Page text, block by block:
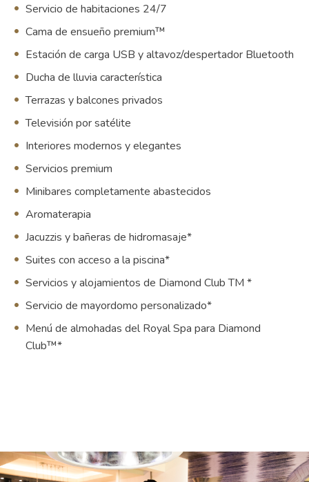
Servicio de habitaciones 24/7
Cama de ensueño premium™
Estación de carga USB y altavoz/despertador Bluetooth
Ducha de lluvia característica
Terrazas y balcones privados
Televisión por satélite
Interiores modernos y elegantes
Servicios premium
Minibares completamente abastecidos
Aromaterapia
Jacuzzis y bañeras de hidromasaje*
Suites con acceso a la piscina*
Servicios y alojamientos de Diamond Club TM *
Servicio de mayordomo personalizado*
Menú de almohadas del Royal Spa para Diamond
Club™*